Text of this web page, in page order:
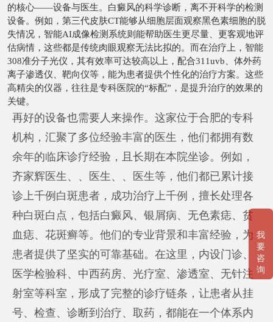
的核心——设备与医生。白癜风的科学诊断，离不开科学的检测
设备。例如，第三代皮肤CT能够从细胞层面观察黑色素细胞的脱
失情况，智能AI成像检测系统则能帮助医生更尽量、更客观地评
估病情，这些都是传统肉眼观察无法比拟的。而在治疗上，智能
308准分子光仪，其有效率可达较高以上，配合311uvb、体外药
离子渗透仪、靶向仪等，能为患者提供个性化的治疗方案。这些
高精尖的仪器，往往是专科医院的“标配”，是提升治疗的效果的
关键。
再好的设备也需要人来操作。这家位于合肥的专科
机构，汇聚了多位经验丰富的医生，他们都拥有数
余年的临床诊疗经验，且长期在本院坐诊。例如，
齐家辉医生、、医生、、医生等，他们都已累计接
诊上千例白斑患者，成功治疗上千例，擅长处理各
种白斑白点，包括白癜风、银屑病、无色素痣、贫
血痣、花斑癣等。他们的专业背景和丰富经验，为
患者提供了坚实的可靠基础。在这里，内设门诊、
医学检验科、中西药房、光疗室、渗透室、无针注
射室等科室，形成了完整的诊疗链条，让患者从挂
号、检查、诊断到治疗、取药，都能在一个体系内
我
要
咨
询